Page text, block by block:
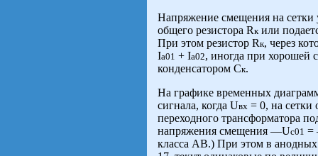
Напряжение смещения на сетки
общего резистора Rк или
При этом резистор Rк, через
Ia01 + Ia02, иногда при хорошей
конденсатором Cк.
На графике временных
сигнала, когда Uвх = 0, на сетки
переходного трансформатора
напряжения смещения —Uc01 =
класса АВ.) При этом в